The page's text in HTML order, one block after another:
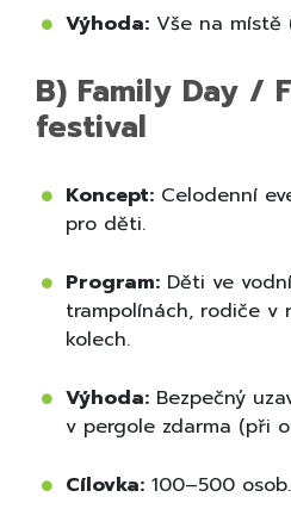
Výhoda: Vše na místě
B) Family Day /
festival
Koncept: Celodenní
pro děti.
Program: Děti ve
trampolínách, rodiče v
kolech.
Výhoda: Bezpečný
v pergole zdarma (při
Cílovka: 100–500 osob.